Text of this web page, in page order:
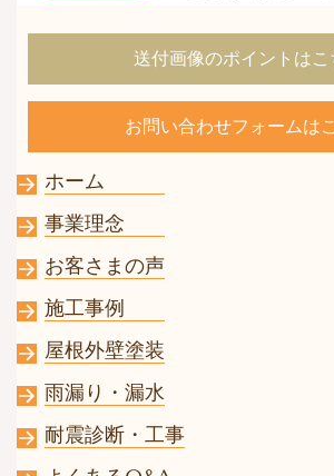
送付画像のポイントはこ
お問い合わせフォームは
ホーム
事業理念
お客さまの声
施工事例
屋根外壁塗装
雨漏り・漏水
耐震診断・工事